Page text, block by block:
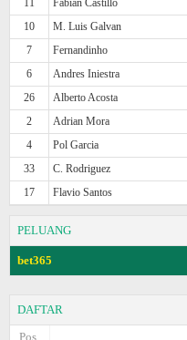
10
M. Luis Galvan
7
Fernandinho
6
Andres Iniestra
26
Alberto Acosta
2
Adrian Mora
4
Pol Garcia
33
C. Rodriguez
17
Flavio Santos
PELUANG
bet365
DAFTAR
Pos.